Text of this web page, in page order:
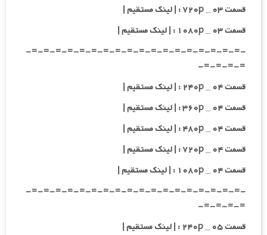
قسمت ۰۳ _ ۷۲۰p : | لینک مستقیم |
قسمت ۰۳ _ ۱۰۸۰p : | لینک مستقیم |
-=-=-=-=-=-=-=-=-=-=-=-=-=-=-=-=-=-=-
=-=-=-=-
قسمت ۰۴ _ ۲۴۰p : | لینک مستقیم |
قسمت ۰۴ _ ۳۶۰p : | لینک مستقیم |
قسمت ۰۴ _ ۴۸۰p : | لینک مستقیم |
قسمت ۰۴ _ ۷۲۰p : | لینک مستقیم |
قسمت ۰۴ _ ۱۰۸۰p : | لینک مستقیم |
-=-=-=-=-=-=-=-=-=-=-=-=-=-=-=-=-=-=-
=-=-=-=-
قسمت ۰۵ _ ۲۴۰p : | لینک مستقیم |